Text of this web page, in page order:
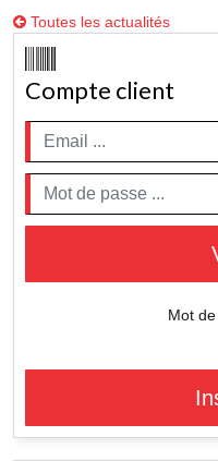
Toutes les actualités
Compte client
Mot